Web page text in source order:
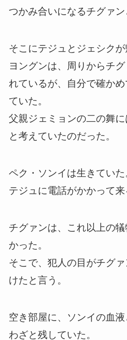
つかみ合いになるチグァン
そこにテジュとジェシクが
ヨングンは、周りからチ
れているが、自分で確か
ていた。
父親ジェミョンの二の舞
と考えていたのだった。
ペク・ソンイは生きていた
テジュに電話がかかって来
チグァンは、これ以上の
かった。
そこで、犯人の目がチグ
けたと言う。
空き部屋に、ソンイの血
わざと残していた。